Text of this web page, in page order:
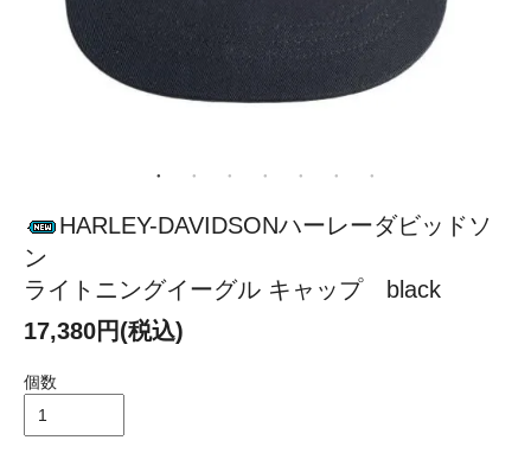
HARLEY-DAVIDSONハーレーダビッドソ
ン
ライトニングイーグル キャップ black
17,380円(税込)
個数